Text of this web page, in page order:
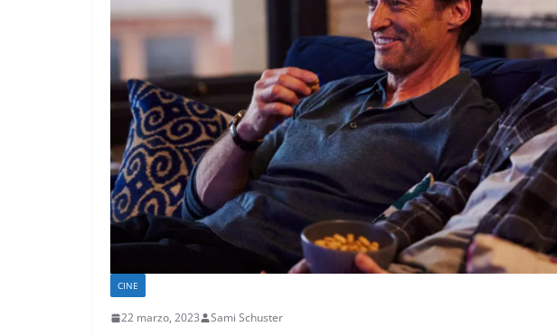
CINE
22 marzo, 2023 Sami Schuster